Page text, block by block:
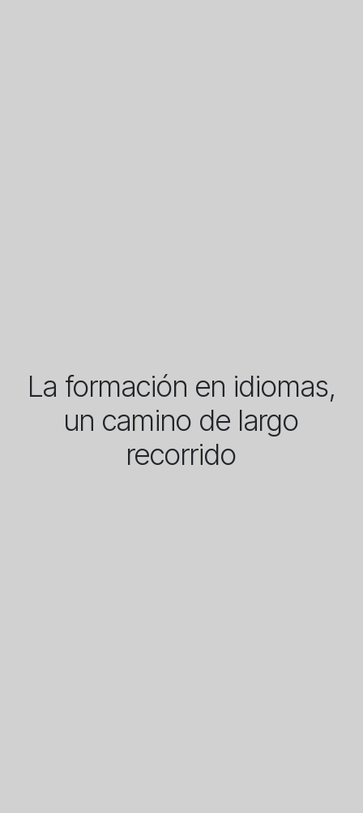
La formación en idiomas,
un camino de largo
recorrido